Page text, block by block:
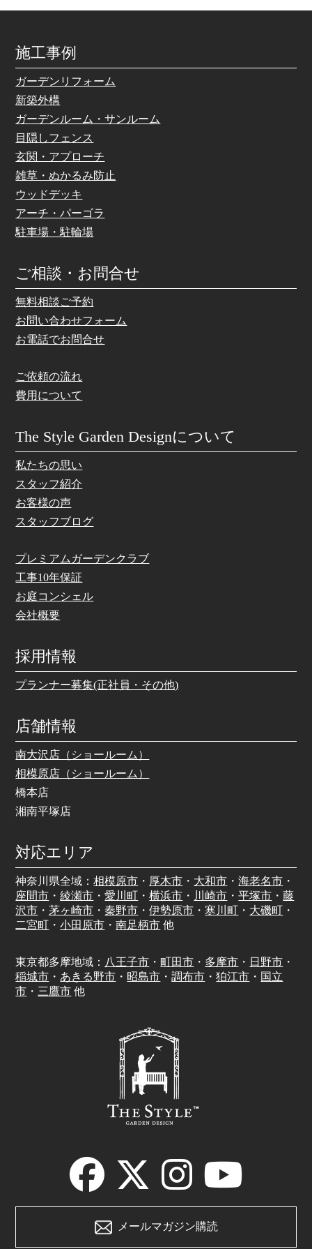
施工事例
ガーデンリフォーム
新築外構
ガーデンルーム・サンルーム
目隠しフェンス
玄関・アプローチ
雑草・ぬかるみ防止
ウッドデッキ
アーチ・パーゴラ
駐車場・駐輪場
ご相談・お問合せ
無料相談ご予約
お問い合わせフォーム
お電話でお問合せ
ご依頼の流れ
費用について
The Style Garden Designについて
私たちの思い
スタッフ紹介
お客様の声
スタッフブログ
プレミアムガーデンクラブ
工事10年保証
お庭コンシェル
会社概要
採用情報
プランナー募集(正社員・その他)
店舗情報
南大沢店（ショールーム）
相模原店（ショールーム）
橋本店
湘南平塚店
対応エリア
神奈川県全域：相模原市 ・ 厚木市 ・ 大和市 ・海老名市 ・
座間市 ・綾瀬市 ・愛川町 ・横浜市 ・ 川崎市 ・平塚市 ・藤
沢市 ・茅ヶ崎市 ・ 秦野市 ・伊勢原市 ・ 寒川町 ・ 大磯町 ・
二宮町 ・小田原市 ・南足柄市 他
東京都多摩地域： 八王子市 ・町田市 ・ 多摩市 ・ 日野市 ・
稲城市 ・ あきる野市 ・ 昭島市 ・調布市 ・狛江市 ・ 国立
市 ・ 三鷹市 他
メールマガジン購読